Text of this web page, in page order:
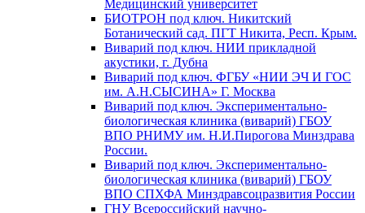
Медицинский университет
БИОТРОН под ключ. Никитский
Ботанический сад. ПГТ Никита, Респ. Крым.
Виварий под ключ. НИИ прикладной
акустики, г. Дубна
Виварий под ключ. ФГБУ «НИИ ЭЧ И ГОС
им. А.Н.СЫСИНА» Г. Москва
Виварий под ключ. Экспериментально-
биологическая клиника (виварий) ГБОУ
ВПО РНИМУ им. Н.И.Пирогова Минздрава
России.
Виварий под ключ. Экспериментально-
биологическая клиника (виварий) ГБОУ
ВПО СПХФА Минздравсоцразвития России
ГНУ Всероссийский научно-